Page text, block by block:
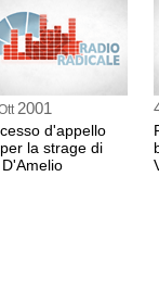
d'Assise d'Appello
11 sec
Corte d'Assise d'Appello
2001
d'appello
la strage di